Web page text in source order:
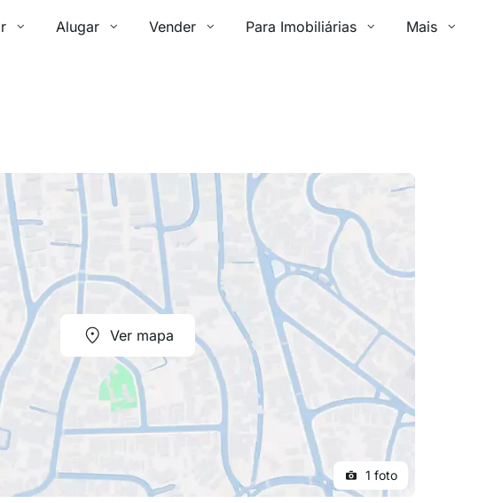
Alugar Vender Para Imobiliárias Mais
Ver mapa
1 foto